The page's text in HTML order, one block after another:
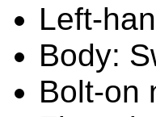
Left-
Body:
Bolt-on